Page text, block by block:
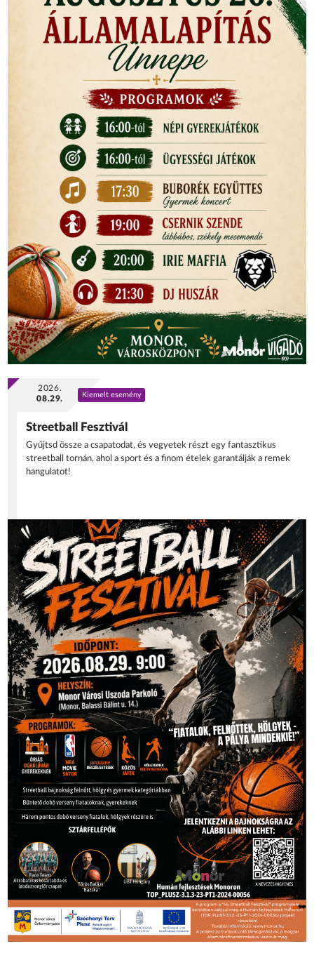
2026.
08.29.
Kiemelt esemény
Streetball Fesztivál
Gyűjtsd össze a csapatodat, és vegyetek részt egy fantasztikus
streetball tornán, ahol a sport és a finom ételek garantálják a remek
hangulatot!